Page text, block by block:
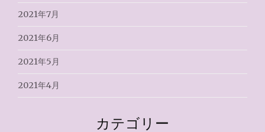
2021年7月
2021年6月
2021年5月
2021年4月
カテゴリー